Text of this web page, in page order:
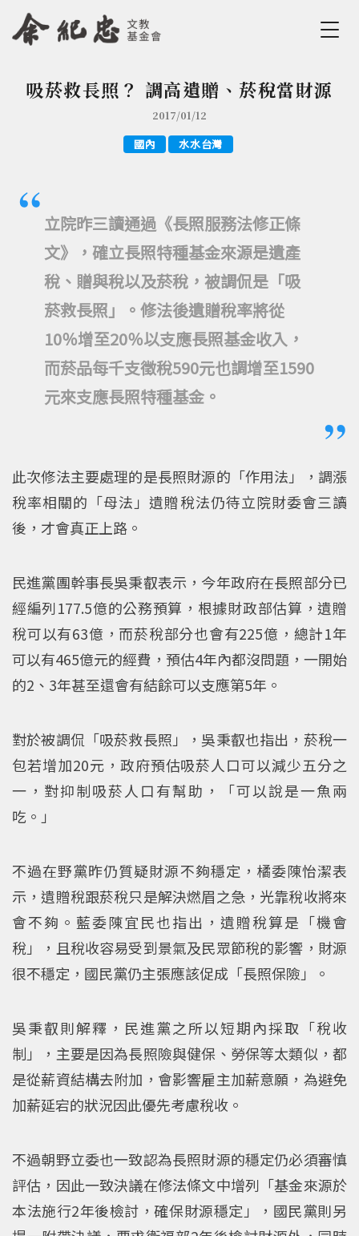
Jump to Navigation
Jump to Main content
您在這裡
吸菸救長照？ 調高遺贈、菸稅當財源
2017/01/12
國內 水水台灣
立院昨三讀通過《長照服務法修正條
文》，確立長照特種基金來源是遺產
稅、贈與稅以及菸稅，被調侃是「吸
菸救長照」。修法後遺贈稅率將從
10％增至20％以支應長照基金收入，
而菸品每千支徵稅590元也調增至1590
元來支應長照特種基金。
此次修法主要處理的是長照財源的「作用法」，調漲
稅率相關的「母法」遺贈稅法仍待立院財委會三讀
後，才會真正上路。
民進黨團幹事長吳秉叡表示，今年政府在長照部分已
經編列177.5億的公務預算，根據財政部估算，遺贈
稅可以有63億，而菸稅部分也會有225億，總計1年
可以有465億元的經費，預估4年內都沒問題，一開始
的2、3年甚至還會有結餘可以支應第5年。
對於被調侃「吸菸救長照」，吳秉叡也指出，菸稅一
包若增加20元，政府預估吸菸人口可以減少五分之
一，對抑制吸菸人口有幫助，「可以說是一魚兩
吃。」
不過在野黨昨仍質疑財源不夠穩定，橘委陳怡潔表
示，遺贈稅跟菸稅只是解決燃眉之急，光靠稅收將來
會不夠。藍委陳宜民也指出，遺贈稅算是「機會
稅」，且稅收容易受到景氣及民眾節稅的影響，財源
很不穩定，國民黨仍主張應該促成「長照保險」。
吳秉叡則解釋，民進黨之所以短期內採取「稅收
制」，主要是因為長照險與健保、勞保等太類似，都
是從薪資結構去附加，會影響雇主加薪意願，為避免
加薪延宕的狀況因此優先考慮稅收。
不過朝野立委也一致認為長照財源的穩定仍必須審慎
評估，因此一致決議在修法條文中增列「基金來源於
本法施行2年後檢討，確保財源穩定」，國民黨則另